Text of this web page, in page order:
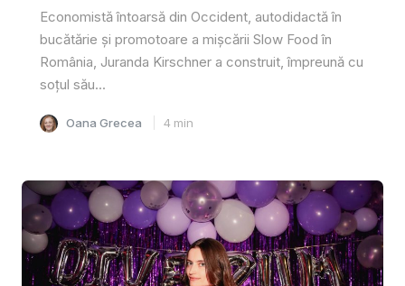
Economistă întoarsă din Occident, autodidactă în
bucătărie și promotoare a mișcării Slow Food în
România, Juranda Kirschner a construit, împreună cu
soțul său...
Oana Grecea 4 min